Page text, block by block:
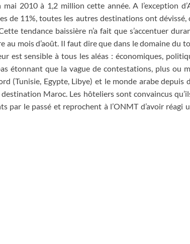
mai 2010 à 1,2 million cette année. A l’exception
de 11%, toutes les autres destinations ont dévissé,
tendance baissière n’a fait que s’accentuer
mois d’août. Il faut dire que dans le domaine du
est sensible à tous les aléas : économiques,
étonnant que la vague de contestations, plus ou
(Tunisie, Egypte, Libye) et le monde arabe
Maroc. Les hôteliers sont convaincus
par le passé et reprochent à l’ONMT d’avoir réagi